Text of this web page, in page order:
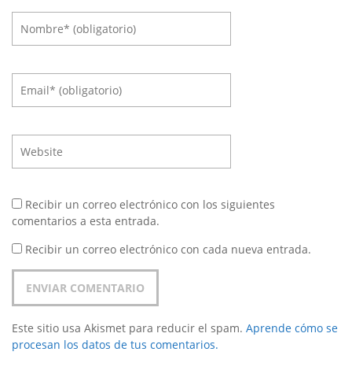
Recibir un correo electrónico con los siguientes
comentarios a esta entrada.
Recibir un correo electrónico con cada nueva entrada.
Este sitio usa Akismet para reducir el spam. Aprende cómo se
procesan los datos de tus comentarios.